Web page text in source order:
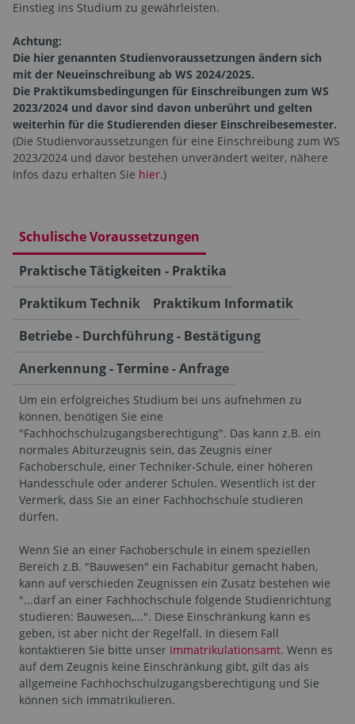
Einstieg ins Studium zu gewährleisten.
Achtung:
Die hier genannten Studienvoraussetzungen ändern sich
mit der Neueinschreibung ab WS 2024/2025.
Die Praktikumsbedingungen für Einschreibungen zum WS
2023/2024 und davor sind davon unberührt und gelten
weiterhin für die Studierenden dieser Einschreibesemester.
(Die Studienvoraussetzungen für eine Einschreibung zum WS
2023/2024 und davor bestehen unverändert weiter, nähere
Infos dazu erhalten Sie hier.)
Schulische Voraussetzungen
Praktische Tätigkeiten - Praktika
Praktikum Technik
Praktikum Informatik
Betriebe - Durchführung - Bestätigung
Anerkennung - Termine - Anfrage
Um ein erfolgreiches Studium bei uns aufnehmen zu
können, benötigen Sie eine
"Fachhochschulzugangsberechtigung". Das kann z.B. ein
normales Abiturzeugnis sein, das Zeugnis einer
Fachoberschule, einer Techniker-Schule, einer höheren
Handesschule oder anderer Schulen. Wesentlich ist der
Vermerk, dass Sie an einer Fachhochschule studieren
dürfen.
Wenn Sie an einer Fachoberschule in einem speziellen
Bereich z.B. "Bauwesen" ein Fachabitur gemacht haben,
kann auf verschieden Zeugnissen ein Zusatz bestehen wie
"...darf an einer Fachhochschule folgende Studienrichtung
studieren: Bauwesen,...". Diese Einschränkung kann es
geben, ist aber nicht der Regelfall. In diesem Fall
kontaktieren Sie bitte unser Immatrikulationsamt. Wenn es
auf dem Zeugnis keine Einschränkung gibt, gilt das als
allgemeine Fachhochschulzugangsberechtigung und Sie
können sich immatrikulieren.